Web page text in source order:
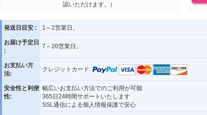
認いただけます。）
発送日目安 : 1～2営業日。
お届け予定日
:
7～20営業日。
お支払い方
法:
クレジットカード:
安全性と利便
性:
幅広いお支払い方法でのご利用が可能
365日24時間サポートいたします
SSL通信による個人情報保護で安心